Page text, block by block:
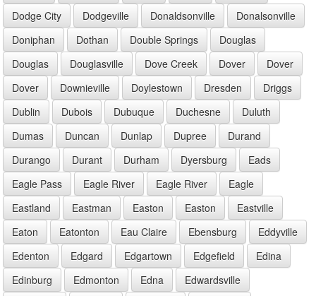
Dodge City
Dodgeville Donaldsonville
Donalsonville
Doniphan
Dothan Double Springs
Douglas
Douglas
Douglasville Dove Creek Dover
Dover
Dover
Downieville Doylestown Dresden
Driggs
Dublin
Dubois Dubuque Duchesne
Duluth
Dumas
Duncan Dunlap Dupree
Durand
Durango
Durant Durham Dyersburg
Eads
Eagle Pass
Eagle River Eagle River
Eagle
Eastland
Eastman Easton Easton
Eastville
Eaton
Eatonton Eau Claire Ebensburg
Eddyville
Edenton
Edgard Edgartown Edgefield
Edina
Edinburg
Edmonton Edna
Edwardsville